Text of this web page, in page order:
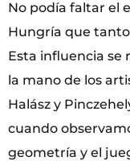
No podía faltar el
Hungría que
Esta influencia se
la mano de los
Halász y
cuando
geometría y el